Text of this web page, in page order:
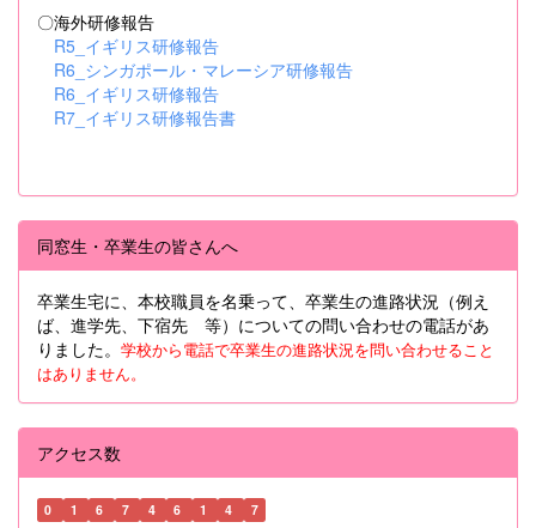
〇海外研修報告
R5_イギリス研修報告
R6_シンガポール・マレーシア研修報告
R6_イギリス研修報告
R7_イギリス研修報告書
同窓生・卒業生の皆さんへ
卒業生宅に、本校職員を名乗って、卒業生の進路状況（例え
ば、進学先、下宿先 等）についての問い合わせの電話があ
りました。 学校から電話で卒業生の進路状況を問い合わせること
はありません。
アクセス数
0 1 6 7 4 6 1 4 7